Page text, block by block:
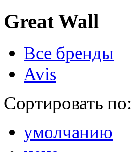
Great Wall
Все бренды
Avis
Сортировать по:
умолчанию